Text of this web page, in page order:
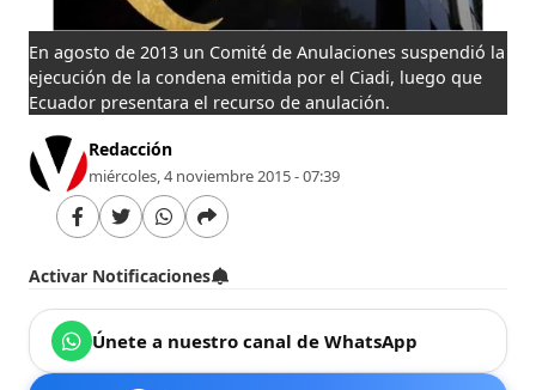
En agosto de 2013 un Comité de Anulaciones suspendió la
ejecución de la condena emitida por el Ciadi, luego que
Ecuador presentara el recurso de anulación.
Redacción
miércoles, 4 noviembre 2015 - 07:39
Activar Notificaciones
Únete a nuestro canal de WhatsApp